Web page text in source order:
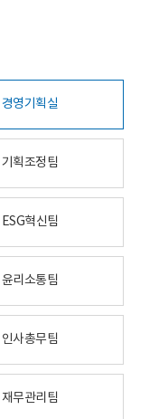
경영기획실
기획조정팀
ESG혁신팀
윤리소통팀
인사총무팀
재무관리팀